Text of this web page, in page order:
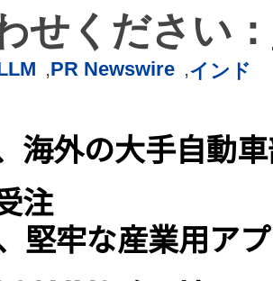
せください：
,PR Newswire ,インド
海外の大手自動
注
堅牢な産業用ア